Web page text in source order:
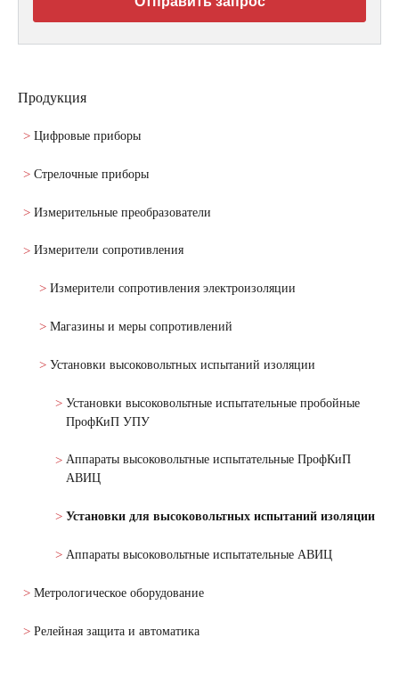
Продукция
Цифровые приборы
Стрелочные приборы
Измерительные преобразователи
Измерители сопротивления
Измерители сопротивления электроизоляции
Магазины и меры сопротивлений
Установки высоковольтных испытаний изоляции
Установки высоковольтные испытательные пробойные
ПрофКиП УПУ
Аппараты высоковольтные испытательные ПрофКиП
АВИЦ
Установки для высоковольтных испытаний изоляции
Аппараты высоковольтные испытательные АВИЦ
Метрологическое оборудование
Релейная защита и автоматика